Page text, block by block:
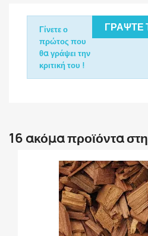
ΓΡΆΨΤΕ
Γίνετε ο
πρώτος που
θα γράψει την
κριτική του !
16 ακόμα προϊόντα